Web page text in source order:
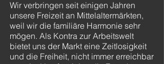
Wir verbringen seit einigen Jahren
unsere Freizeit an Mittelaltermärkten,
weil wir die familiäre Harmonie sehr
mögen. Als Kontra zur Arbeitswelt
bietet uns der Markt eine Zeitlosigkeit
und die Freiheit, nicht immer erreichbar